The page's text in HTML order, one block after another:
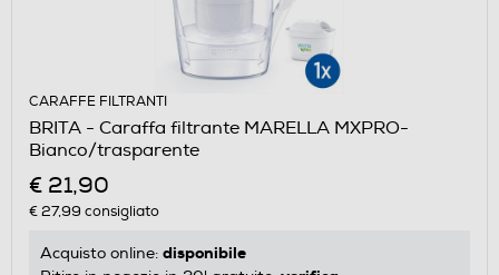
CARAFFE FILTRANTI
BRITA - Caraffa filtrante MARELLA MXPRO-
Bianco/trasparente
€ 21,90
€ 27,99 consigliato
Acquisto online: disponibile